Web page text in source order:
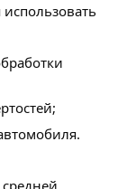
использовать